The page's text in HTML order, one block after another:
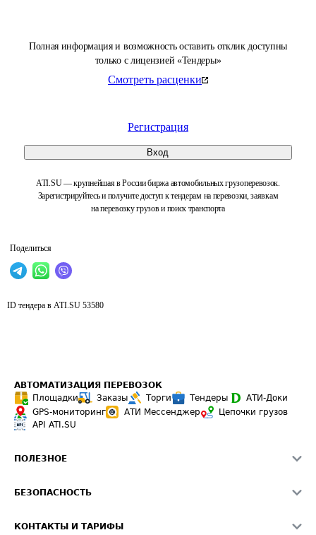
Полная информация и возможность оставить отклик доступны
только с лицензией «Тендеры»
Смотреть расценки
Регистрация
Вход
ATI.SU — крупнейшая в России биржа автомобильных грузоперевозок.
Зарегистрируйтесь и получите доступ к тендерам на перевозки, заявкам
на перевозку грузов и поиск транспорта
Поделиться
ID тендера в ATI.SU 53580
АВТОМАТИЗАЦИЯ ПЕРЕВОЗОК
Площадки
Заказы Торги Тендеры
АТИ-Доки
GPS-мониторинг
АТИ Мессенджер
Цепочки грузов
API ATI.SU
ПОЛЕЗНОЕ
Звезды ATI.SU на вашем сайте
БЕЗОПАСНОСТЬ
КОНТАКТЫ И ТАРИФЫ